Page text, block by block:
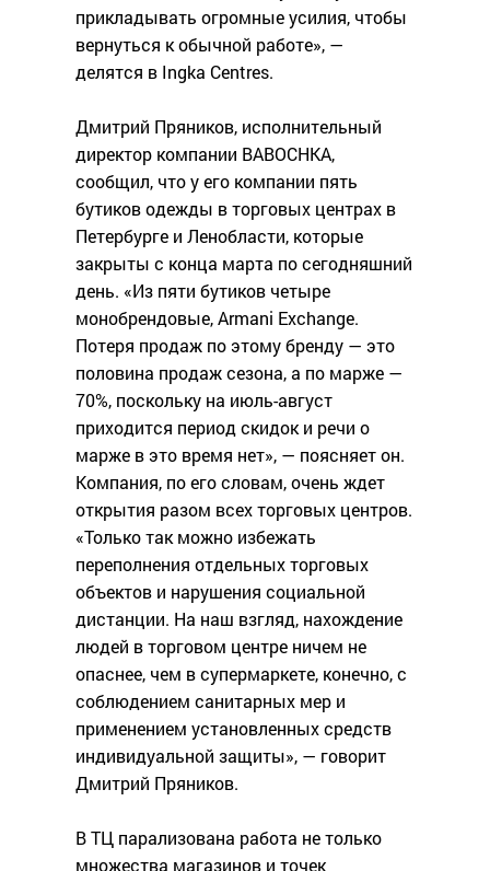
прикладывать огромные усилия, чтобы
вернуться к обычной работе», —
делятся в Ingka Centres.
Дмитрий Пряников, исполнительный
директор компании BABOCHKA,
сообщил, что у его компании пять
бутиков одежды в торговых центрах в
Петербурге и Ленобласти, которые
закрыты с конца марта по сегодняшний
день. «Из пяти бутиков четыре
монобрендовые, Armani Exchange.
Потеря продаж по этому бренду — это
половина продаж сезона, а по марже —
70%, поскольку на июль-август
приходится период скидок и речи о
марже в это время нет», — поясняет он.
Компания, по его словам, очень ждет
открытия разом всех торговых центров.
«Только так можно избежать
переполнения отдельных торговых
объектов и нарушения социальной
дистанции. На наш взгляд, нахождение
людей в торговом центре ничем не
опаснее, чем в супермаркете, конечно, с
соблюдением санитарных мер и
применением установленных средств
индивидуальной защиты», — говорит
Дмитрий Пряников.
В ТЦ парализована работа не только
множества магазинов и точек